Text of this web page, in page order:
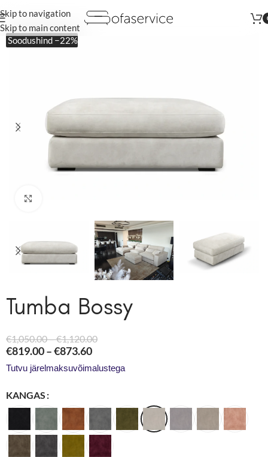
Skip to navigation
Skip to main content
Augustis kõik tooted vähemalt
Soodushind −22%
Tumba Bossy
€1,050.00–€1,120.00
€819.00–€873.60
Tutvu järelmaksuvõimalustega
KANGAS